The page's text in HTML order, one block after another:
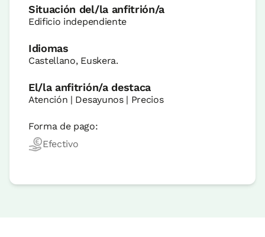
Situación del/la anfitrión/a
Edificio independiente
Idiomas
Castellano, Euskera.
El/la anfitrión/a destaca
Atención | Desayunos | Precios
Forma de pago:
Efectivo